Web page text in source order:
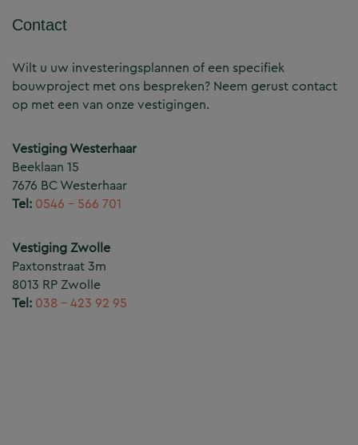
Contact
Wilt u uw investeringsplannen of een specifiek
bouwproject met ons bespreken? Neem gerust contact
op met een van onze vestigingen.
Vestiging Westerhaar
Beeklaan 15
7676 BC Westerhaar
Tel: 0546 – 566 701
Vestiging Zwolle
Paxtonstraat 3m
8013 RP Zwolle
Tel: 038 – 423 92 95